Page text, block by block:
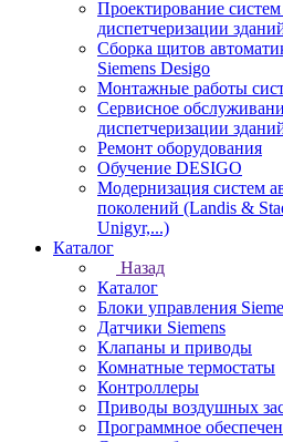
Проектирование
диспетчеризации
Сборка щитов
Siemens Desigo
Монтажные работы
Сервисное
диспетчеризации
Ремонт оборудования
Обучение DESIGO
Модернизация систем
поколений (Landis &
Unigyr,...)
Каталог
Назад
Каталог
Блоки управления
Датчики Siemens
Клапаны и приводы
Комнатные термостаты
Контроллеры
Приводы воздушных
Программное